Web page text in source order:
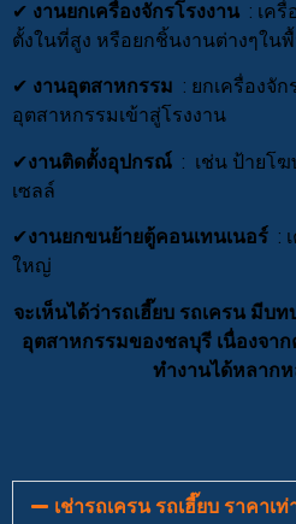
✔ งานยกเครื่องจักรโรงงาน : เค
ตั้งในที่สูง หรือยกชิ้นงานต่างๆใ
✔ งานอุตสาหกรรม : ยกเครื่องจั
อุตสาหกรรมเข้าสู่โรงงาน
✔งานติดตั้งอุปกรณ์ : เช่น ป้ายโ
เซลล์
✔งานยกขนย้ายตู้คอนเทนเนอร์ :
ใหญ่
จะเห็นได้ว่ารถเฮี๊ยบ รถเครน มีบ
อุตสาหกรรมของชลบุรี เนื่องจา
ทำงานได้หลาก
เช่ารถเครน รถเฮี๊ยบ ราคาเท่